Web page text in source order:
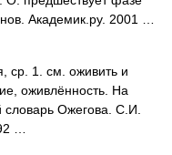
Академик.ру. 2001 …
1. см. оживить и
оживлённость. На
словарь Ожегова. С.И.
…